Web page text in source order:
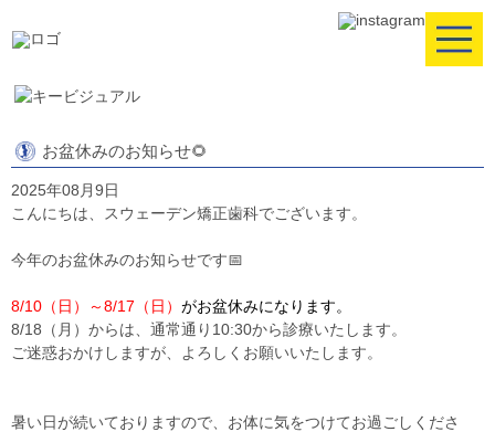
お盆休みのお知らせ🌻
2025年08月9日
こんにちは、スウェーデン矯正歯科でございます。
今年のお盆休みのお知らせです📅
8/10（日）～8/17（日） がお盆休みになります。
8/18（月）からは、通常通り10:30から診療いたします。
ご迷惑おかけしますが、よろしくお願いいたします。
暑い日が続いておりますので、お体に気をつけてお過ごしくださ